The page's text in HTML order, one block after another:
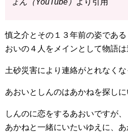
ょん（YouTube） より引用
慎之介とその１３年前の姿であ
おいの４人をメインとして物語は
土砂災害により連絡がとれなくな
あおいとしんのはあかねを探しに
しんのに恋をするあおいですが、
あかねと一緒にいたいゆえに、